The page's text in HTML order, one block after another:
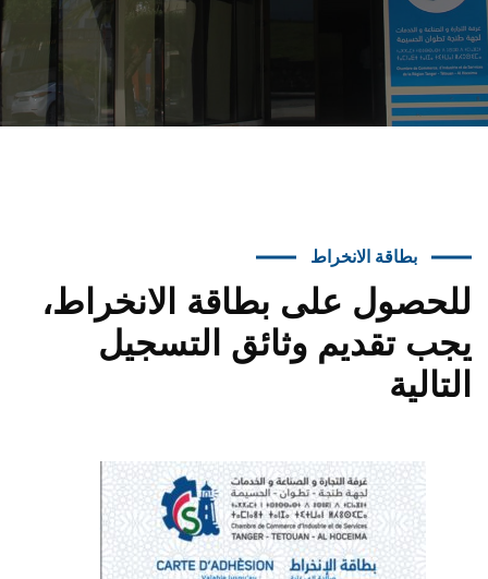
بطاقة الانخراط
للحصول على بطاقة الانخراط،
يجب تقديم وثائق التسجيل
التالية